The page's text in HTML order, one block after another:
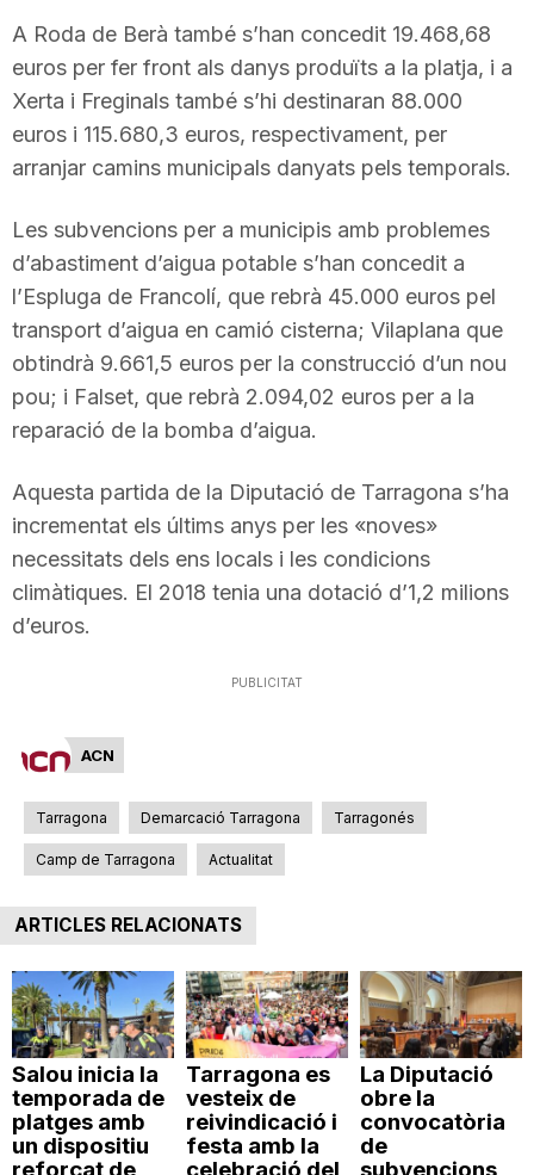
n
A Roda de Berà també s’han concedit 19.468,68
euros per fer front als danys produïts a la platja, i a
Xerta i Freginals també s’hi destinaran 88.000
euros i 115.680,3 euros, respectivament, per
arranjar camins municipals danyats pels temporals.
Les subvencions per a municipis amb problemes
d’abastiment d’aigua potable s’han concedit a
l’Espluga de Francolí, que rebrà 45.000 euros pel
transport d’aigua en camió cisterna; Vilaplana que
obtindrà 9.661,5 euros per la construcció d’un nou
pou; i Falset, que rebrà 2.094,02 euros per a la
reparació de la bomba d’aigua.
Aquesta partida de la Diputació de Tarragona s’ha
incrementat els últims anys per les «noves»
necessitats dels ens locals i les condicions
climàtiques. El 2018 tenia una dotació d’1,2 milions
d’euros.
PUBLICITAT
ACN
Tarragona Demarcació Tarragona Tarragonés
Camp de Tarragona Actualitat
ARTICLES RELACIONATS
Salou inicia la
temporada de
platges amb
un dispositiu
reforçat de
Tarragona es
vesteix de
reivindicació i
festa amb la
celebració del
La Diputació
obre la
convocatòria
de
subvencions